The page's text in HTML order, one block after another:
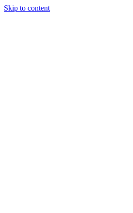
Skip to content